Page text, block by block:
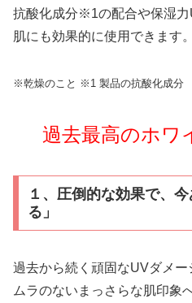
抗酸化成分※1の配合や保湿
肌にも効果的に使用できます。
※乾燥のこと ※1 製品の抗酸化成分
過去最高のホワ
１、圧倒的な効果で、
る」
過去から続く頑固なUVダメー
ムラのないまっさらな肌印象